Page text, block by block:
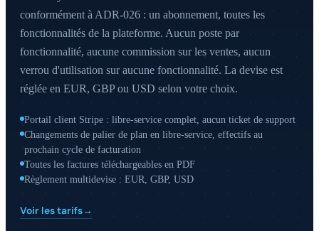
conformément à ADR-026 : un abonnement, toutes les
fonctionnalités de la plateforme. Aucun poste par
fonctionnalité, aucune commission sur les ventes, aucun
verrou d'utilisation sur aucune fonctionnalité. La devise est
réglée en EUR, GBP ou USD selon votre choix.
Portail client Stripe : libre-service complet, aucun ticket de support
Changements de palier de plan en libre-service, effectifs au
prochain cycle de facturation
Toutes les factures téléchargeables en PDF
Règlement multidevise : EUR, GBP, USD
Voir les tarifs→